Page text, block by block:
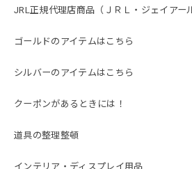
JRL正規代理店商品（ＪＲＬ・ジェイアー
ゴールドのアイテムはこちら
シルバーのアイテムはこちら
クーポンがあるときには！
道具の整理整頓
インテリア・ディスプレイ用品